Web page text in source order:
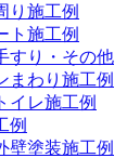
り施工例
ト施工例
すり・その他
まわり施工例
イレ施工例
例
壁塗装施工例